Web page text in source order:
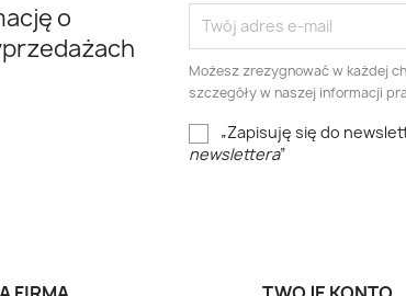
o
Możesz zrezygnować w każdej
szczegóły w naszej informacji
„Zapisuję się do
newslettera”